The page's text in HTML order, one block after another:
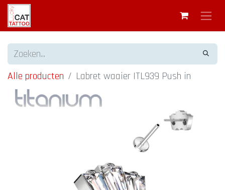
Alle producten Labret waaier ITL939 Push in